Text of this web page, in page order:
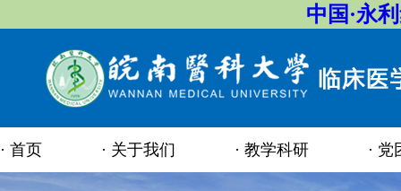
中国·永
首页 关于我们 教学科研 党